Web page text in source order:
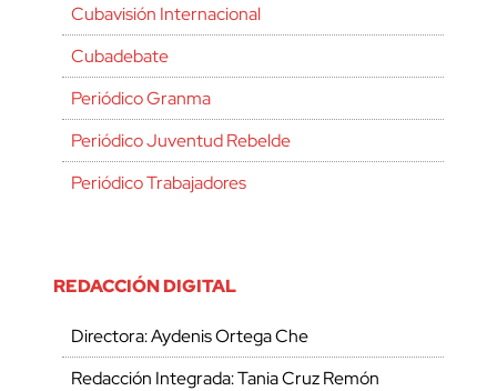
Cubavisión Internacional
Cubadebate
Periódico Granma
Periódico Juventud Rebelde
Periódico Trabajadores
REDACCIÓN DIGITAL
Directora: Aydenis Ortega Che
Redacción Integrada: Tania Cruz Remón